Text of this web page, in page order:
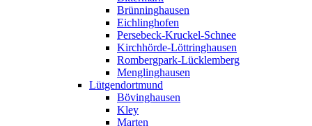
Brünninghausen
Eichlinghofen
Persebeck-Kruckel-Schnee
Kirchhörde-Löttringhausen
Rombergpark-Lücklemberg
Menglinghausen
Lütgendortmund
Bövinghausen
Kley
Marten